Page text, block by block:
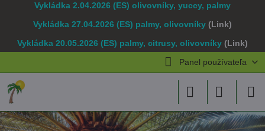
Vykládka 2.04.2026 (ES) olivovníky, yuccy, palmy
Vykládka 27.04.2026 (ES) palmy, olivovníky (Link)
Vykládka 20.05.2026 (ES) palmy, citrusy, olivovníky (Link)
Panel používateľa